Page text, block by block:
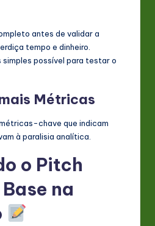
antes de validar a
tempo e dinheiro.
simples possível para testar o
Métricas
chave que indicam
à paralisia analítica.
o Pitch
na